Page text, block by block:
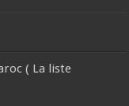
( La liste